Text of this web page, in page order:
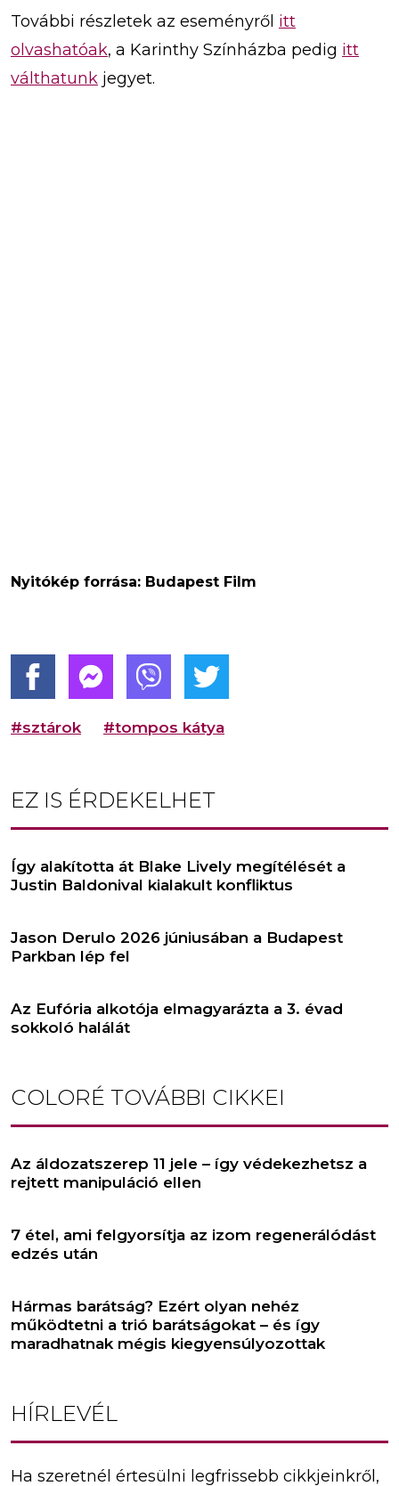
További részletek az eseményről itt
olvashatóak, a Karinthy Színházba pedig itt
válthatunk jegyet.
Nyitókép forrása: Budapest Film
#sztárok #tompos kátya
EZ IS ÉRDEKELHET
Így alakította át Blake Lively megítélését a
Justin Baldonival kialakult konfliktus
Jason Derulo 2026 júniusában a Budapest
Parkban lép fel
Az Eufória alkotója elmagyarázta a 3. évad
sokkoló halálát
COLORÉ TOVÁBBI CIKKEI
Az áldozatszerep 11 jele – így védekezhetsz a
rejtett manipuláció ellen
7 étel, ami felgyorsítja az izom regenerálódást
edzés után
Hármas barátság? Ezért olyan nehéz
működtetni a trió barátságokat – és így
maradhatnak mégis kiegyensúlyozottak
HÍRLEVÉL
Ha szeretnél értesülni legfrissebb cikkjeinkről,